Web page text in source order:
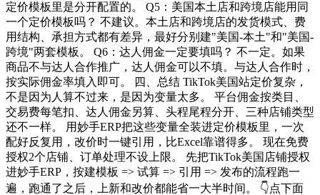
定价模板里是分开配置的。 Q5：美国本土店和跨境店能用同
一个定价模板吗？ 不建议。本土店和跨境店的发货模式、费
用结构、承担方式都有差异，最好分别建"美国-本土"和"美国-
跨境"两套模板。 Q6：达人佣金一定要填吗？ 不一定。如果
商品不与达人合作推广，达人佣金可以不填。与达人合作时，
按实际佣金率填入即可。 四、总结 TikTok美国站定价复杂，
不是因为人算不过来，是因为变量太多。 平台佣金按类目、
交易费每笔扣、达人佣金另算、头程尾程分开、三种店铺类型
还不一样。 用妙手ERP把这些变量全装进定价模板里，一次
配好反复用，改价时一键引用，比Excel靠谱得多。 现在免费
授权2个店铺、订单处理不设上限。 先把TikTok美国店铺授权
进妙手ERP，按建模板 => 试算 => 引用 => 发布的流程跑一
遍，跑通了之后，上新和改价都能省一大半时间。 👇点下面